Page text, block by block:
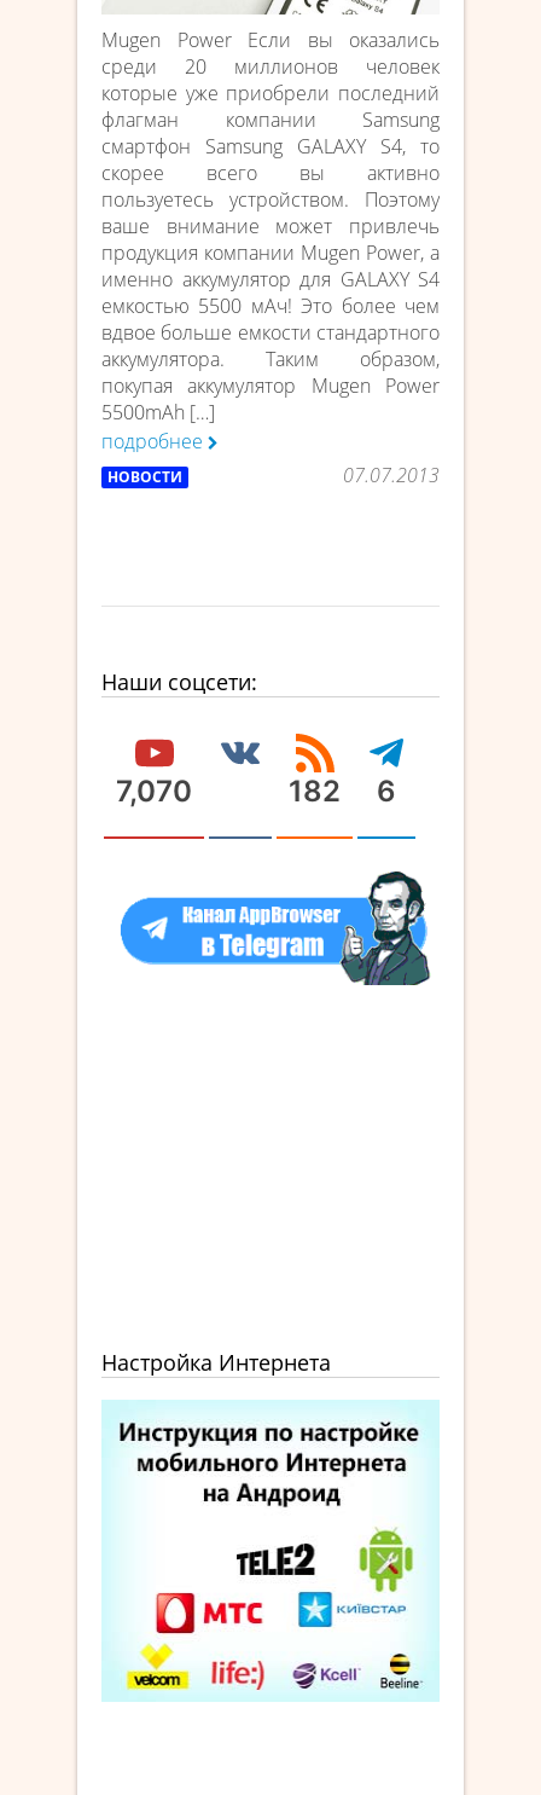
Mugen Power Если вы оказались
среди 20 миллионов человек
которые уже приобрели последний
флагман компании Samsung
смартфон Samsung GALAXY S4, то
скорее всего вы активно
пользуетесь устройством. Поэтому
ваше внимание может привлечь
продукция компании Mugen Power, а
именно аккумулятор для GALAXY S4
емкостью 5500 мАч! Это более чем
вдвое больше емкости стандартного
аккумулятора. Таким образом,
покупая аккумулятор Mugen Power
5500mAh […]
подробнее
НОВОСТИ 07.07.2013
Наши соцсети:
7,070 182 6
Настройка Интернета